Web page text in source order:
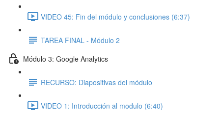
VIDEO 45: Fin del módulo y conclusiones (6:37)
TAREA FINAL - Módulo 2
Módulo 3: Google Analytics
RECURSO: Diapositivas del módulo
VIDEO 1: Introducción al modulo (6:40)